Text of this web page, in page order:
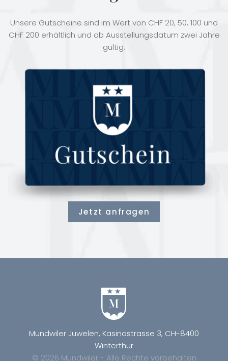
Unsere Gutscheine sind im Wert von CHF 20, 50, 100 und
CHF 200 erhältlich und ab Ausstellungsdatum zwei Jahre
gültig.
Jetzt anfragen
Mundwiler Juwelen, Kasinostrasse 3, CH-8400
Winterthur
© 2026 Mundwiler - Alle Rechte vorbehalten